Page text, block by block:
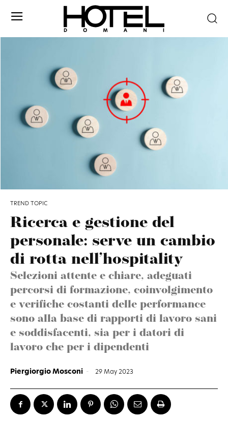
TREND TOPIC
Ricerca e gestione del
personale: serve un cambio
di rotta nell’hospitality
Selezioni attente e chiare, adeguati
percorsi di formazione, coinvolgimento
e verifiche costanti delle performance
sono alla base di rapporti di lavoro sani
e soddisfacenti, sia per i datori di
lavoro che per i dipendenti
Piergiorgio Mosconi - 29 May 2023